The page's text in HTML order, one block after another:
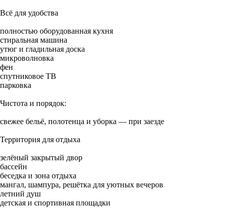
Всё для удобства
полностью оборудованная кухня
стиральная машина
утюг и гладильная доска
микроволновка
фен
спутниковое ТВ
парковка
Чистота и порядок:
свежее бельё, полотенца и уборка — при заезде
Территория для отдыха
зелёный закрытый двор
бассейн
беседка и зона отдыха
мангал, шампура, решётка для уютных вечеров
летний душ
детская и спортивная площадки